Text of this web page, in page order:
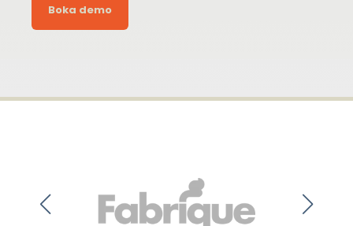
Boka demo